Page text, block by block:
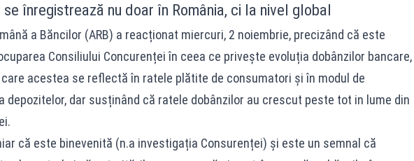
înregistrează nu doar în România, ci la nivel global
a Băncilor (ARB) a reacționat miercuri, 2 noiembrie, precizând că este
Consiliului Concurenței în ceea ce privește evoluția dobânzilor bancare,
acestea se reflectă în ratele plătite de consumatori și în modul de
depozitelor, dar susținând că ratele dobânzilor au crescut peste tot in lume din
că este binevenită (n.a investigația Consurenței) și este un semnal că